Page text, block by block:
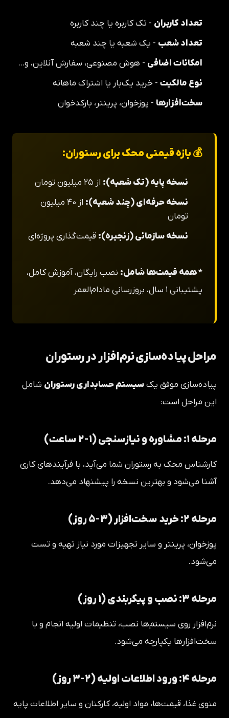
تعداد کاربران - تک کاربره یا چند کاربره
تعداد شعب - یک شعبه یا چند شعبه
امکانات اضافی - هوش مصنوعی، سفارش آنلاین، و...
نوع مالکیت - خرید یک‌بار یا اشتراک ماهانه
سخت‌افزارها - پوزخوان، پرینتر، بارکدخوان
💰 بازه قیمتی محک برای رستوران:
نسخه پایه (تک شعبه): از ۲۵ میلیون تومان
نسخه حرفه‌ای (چند شعبه):
از ۴۰ میلیون
تومان
نسخه سازمانی (زنجیره): قیمت‌گذاری پروژه‌ای
* همه قیمت‌ها شامل: نصب رایگان، آموزش کامل،
پشتیبانی ۱ سال، بروزرسانی مادام‌العمر
مراحل پیاده‌سازی نرم‌افزار در رستوران
پیاده‌سازی موفق یکسیستم حسابداری رستوران شامل
این مراحل است:
مرحله ۱: مشاوره و نیازسنجی (۱-۲ ساعت)
کارشناس محک به رستوران شما می‌آید، با فرآیندهای کاری
آشنا می‌شود و بهترین نسخه را پیشنهاد می‌دهد.
مرحله ۲: خرید سخت‌افزار (۳-۵ روز)
پوزخوان، پرینتر و سایر تجهیزات مورد نیاز تهیه و تست
می‌شود.
مرحله ۳: نصب و پیکربندی (۱ روز)
نرم‌افزار روی سیستم‌ها نصب، تنظیمات اولیه انجام و با
سخت‌افزارها یکپارچه می‌شود.
مرحله ۴: ورود اطلاعات اولیه (۲-۳ روز)
منوی غذا، قیمت‌ها، مواد اولیه، کارکنان و سایر اطلاعات پایه